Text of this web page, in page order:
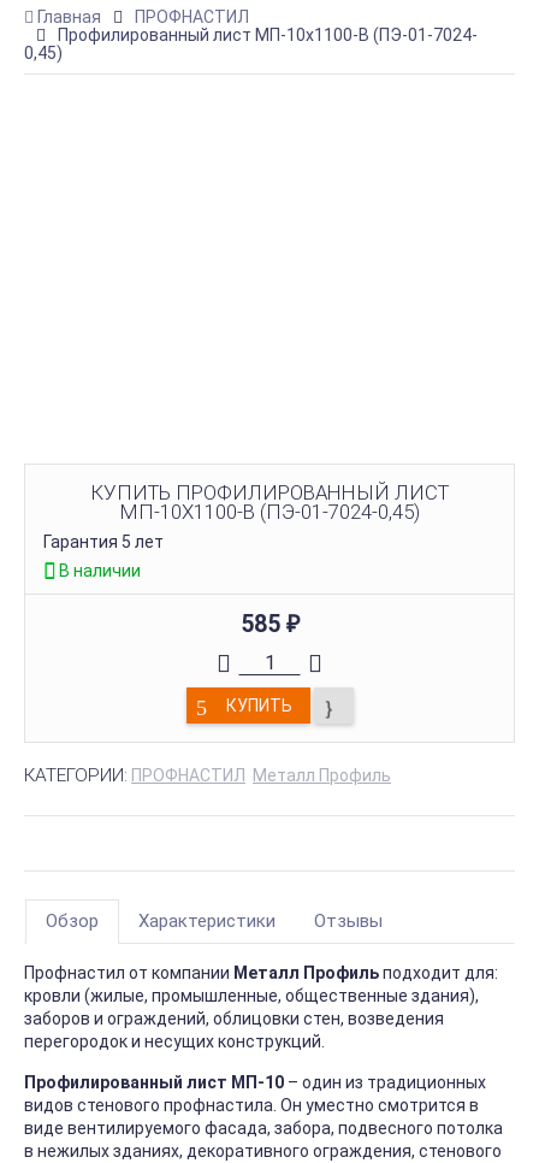
Главная
ПРОФНАСТИЛ
Профилированный лист МП-10х1100-B (ПЭ-01-7024-
0,45)
КУПИТЬ ПРОФИЛИРОВАННЫЙ ЛИСТ
МП-10Х1100-B (ПЭ-01-7024-0,45)
Гарантия 5 лет
В наличии
585 ₽
КУПИТЬ
КАТЕГОРИИ: ПРОФНАСТИЛ Металл Профиль
Обзор Характеристики Отзывы
Профнастил от компании Металл Профильподходит для:
кровли (жилые, промышленные, общественные здания),
заборов и ограждений, облицовки стен, возведения
перегородок и несущих конструкций.
Профилированный лист МП-10 – один из традиционных
видов стенового профнастила. Он уместно смотрится в
виде вентилируемого фасада, забора, подвесного потолка
в нежилых зданиях, декоративного ограждения, стенового